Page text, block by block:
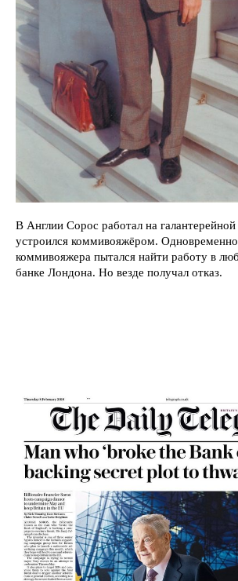
В Англии Сорос работал на
устроился коммивояжёром.
коммивояжера пытался найти работу в
банке Лондона. Но везде получал отказ.